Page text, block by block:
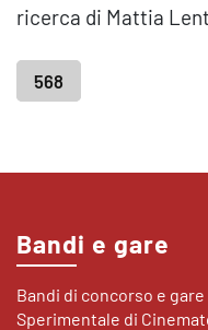
ricerca di Mattia
568
Bandi e gare
Bandi di concorso e
Sperimentale di